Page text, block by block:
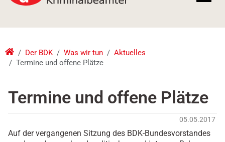
Der BDK Was wir tun
Aktuelles
Termine und offene Plätze
Termine und offene Plätze
05.05.2017
Auf der vergangenen Sitzung des BDK-Bundesvorstandes